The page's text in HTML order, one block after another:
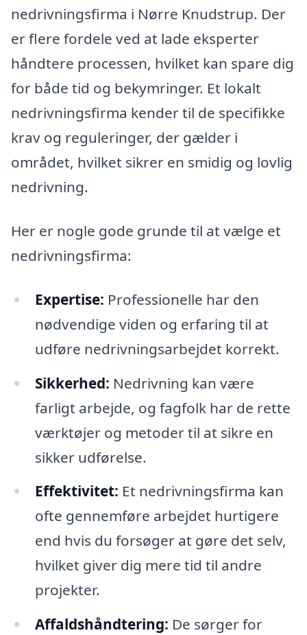
nedrivningsfirma i Nørre Knudstrup. Der
er flere fordele ved at lade eksperter
håndtere processen, hvilket kan spare dig
for både tid og bekymringer. Et lokalt
nedrivningsfirma kender til de specifikke
krav og reguleringer, der gælder i
området, hvilket sikrer en smidig og lovlig
nedrivning.
Her er nogle gode grunde til at vælge et
nedrivningsfirma:
Expertise: Professionelle har den
nødvendige viden og erfaring til at
udføre nedrivningsarbejdet korrekt.
Sikkerhed: Nedrivning kan være
farligt arbejde, og fagfolk har de rette
værktøjer og metoder til at sikre en
sikker udførelse.
Effektivitet: Et nedrivningsfirma kan
ofte gennemføre arbejdet hurtigere
end hvis du forsøger at gøre det selv,
hvilket giver dig mere tid til andre
projekter.
Affaldshåndtering: De sørger for